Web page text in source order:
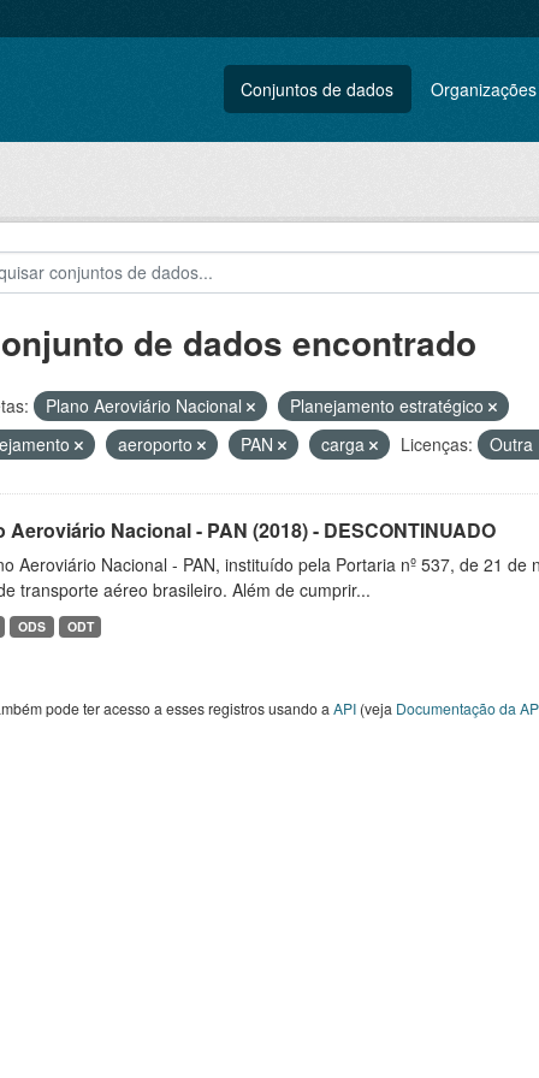
Conjuntos de dados Organizações
de dados encontrado
Plano Aeroviário Nacional
Planejamento estratégico
aeroporto PAN carga Licenças: Outra
Aeroviário Nacional - PAN (2018) - DESCONTINUADO
Aeroviário Nacional - PAN, instituído pela Portaria nº 537, de 21
transporte aéreo brasileiro. Além de cumprir...
ODS ODT
pode ter acesso a esses registros usando a API(veja Documentação da